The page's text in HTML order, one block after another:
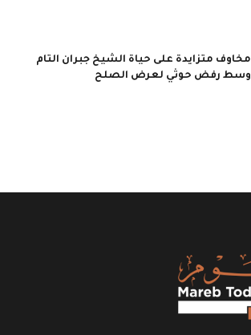
مخاوف متزايدة على حياة الشيخ جبران التام
وسط رفض حوثي لعرض الصلح